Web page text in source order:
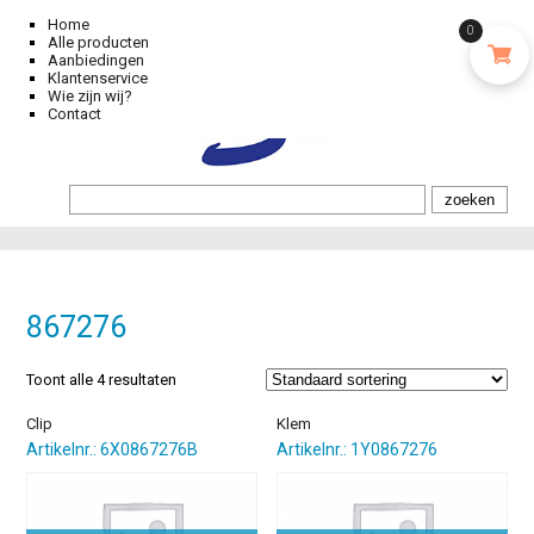
Home
Alle producten
Aanbiedingen
Klantenservice
Wie zijn wij?
Contact
867276
Toont alle 4 resultaten
Clip
Artikelnr.: 6X0867276B
Klem
Artikelnr.: 1Y0867276
0